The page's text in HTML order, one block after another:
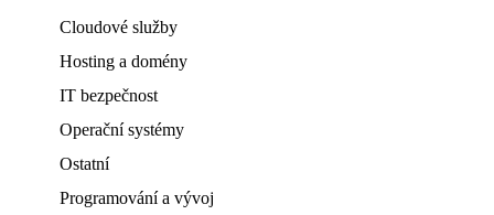
Cloudové služby
Hosting a domény
IT bezpečnost
Operační systémy
Ostatní
Programování a vývoj